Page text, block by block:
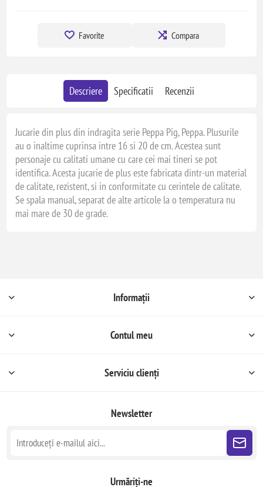
Favorite Compara
Descriere Specificatii Recenzii
Jucarie din plus din indragita serie Peppa Pig, Peppa. Plusurile
au o inaltime cuprinsa intre 16 si 20 de cm. Acestea sunt
personaje cu calitati umane cu care cei mai tineri se pot
identifica. Acesta jucarie de plus este fabricata dintr-un material
de calitate, rezistent, si in conformitate cu cerintele de calitate.
Se spala manual, separat de alte articole la o temperatura nu
mai mare de 30 de grade.
Informații
Contul meu
Serviciu clienți
Newsletter
Urmăriți-ne